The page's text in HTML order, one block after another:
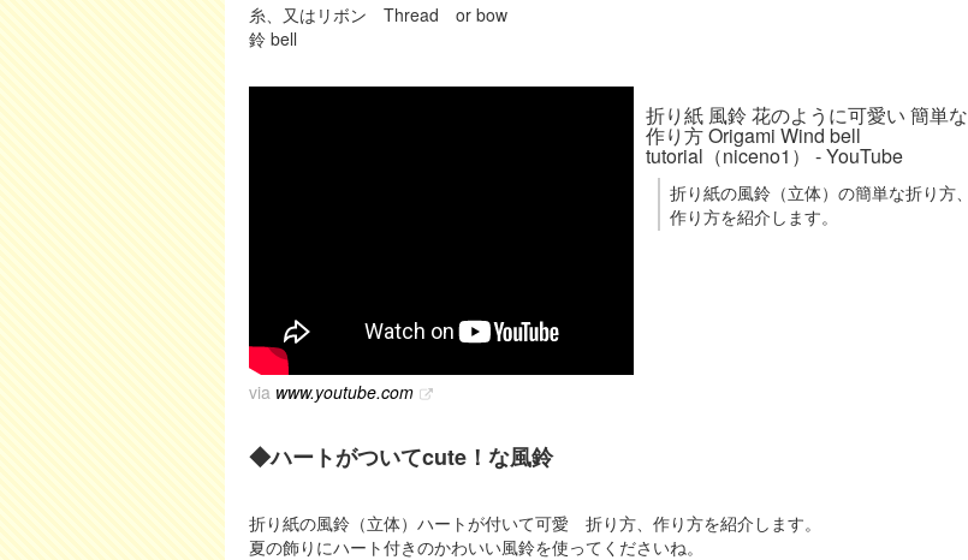
糸、又はリボン Thread or bow
鈴 bell
折り紙 風鈴 花のように可愛い 簡単な
作り方 Origami Wind bell
tutorial（niceno1） - YouTube
折り紙の風鈴（立体）の簡単な折り方、
作り方を紹介します。
via www.youtube.com
◆ハートがついてcute！な風鈴
折り紙の風鈴（立体）ハートが付いて可愛 折り方、作り方を紹介します。
夏の飾りにハート付きのかわいい風鈴を使ってくださいね。